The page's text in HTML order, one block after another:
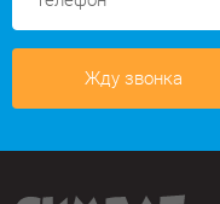
Жду звонка